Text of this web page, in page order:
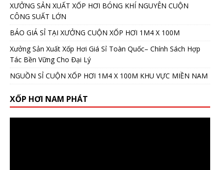
XƯỞNG SẢN XUẤT XỐP HƠI BÓNG KHÍ NGUYÊN CUỘN
CÔNG SUẤT LỚN
BÁO GIÁ SỈ TẠI XƯỞNG CUỘN XỐP HƠI 1M4 X 100M
Xưởng Sản Xuất Xốp Hơi Giá Sỉ Toàn Quốc– Chính Sách Hợp
Tác Bền Vững Cho Đại Lý
NGUỒN SỈ CUỘN XỐP HƠI 1M4 X 100M KHU VỰC MIỀN NAM
XỐP HƠI NAM PHÁT